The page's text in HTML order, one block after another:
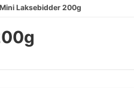
Laksebidder 200g